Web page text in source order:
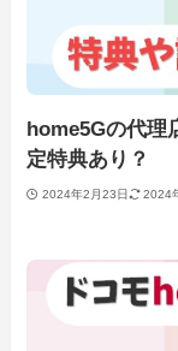
home5Gの代理
定特典あり？
2024年2月23日 2024